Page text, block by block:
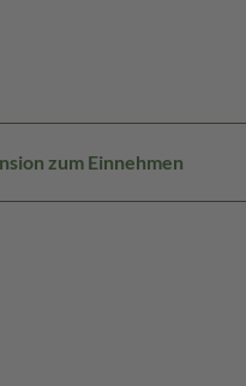
zum Einnehmen